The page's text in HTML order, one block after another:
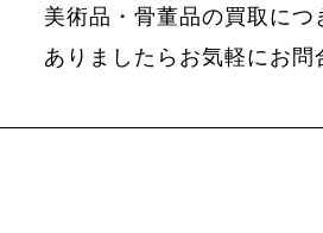
美術品・骨董品の買取に
ありましたらお気軽にお